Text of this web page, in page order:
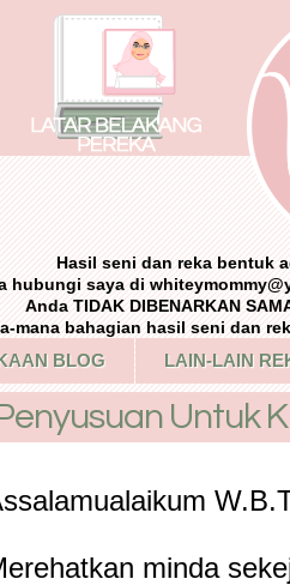
Hasil seni dan reka bentuk
hubungi saya di
Anda TIDAK DIBENARKAN
mana bahagian hasil seni dan
BLOG LAIN-LAIN
Untuk
minda